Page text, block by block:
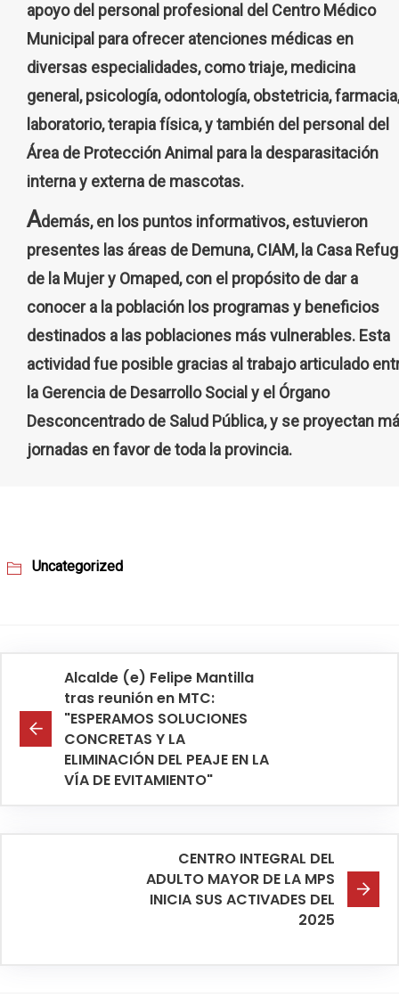
apoyo del personal profesional del Centro Médico
Municipal para ofrecer atenciones médicas en
diversas especialidades, como triaje, medicina
general, psicología, odontología, obstetricia, farmacia,
laboratorio, terapia física, y también del personal del
Área de Protección Animal para la desparasitación
interna y externa de mascotas.
Además, en los puntos informativos, estuvieron
presentes las áreas de Demuna, CIAM, la Casa
de la Mujer y Omaped, con el propósito de dar a
conocer a la población los programas y beneficios
destinados a las poblaciones más vulnerables. Esta
actividad fue posible gracias al trabajo articulado
la Gerencia de Desarrollo Social y el Órgano
Desconcentrado de Salud Pública, y se proyectan
jornadas en favor de toda la provincia.
Uncategorized
Alcalde (e) Felipe Mantilla
tras reunión en MTC:
"ESPERAMOS SOLUCIONES
CONCRETAS Y LA
ELIMINACIÓN DEL PEAJE EN LA
VÍA DE EVITAMIENTO"
CENTRO INTEGRAL DEL
ADULTO MAYOR DE LA MPS
INICIA SUS ACTIVADES DEL
2025